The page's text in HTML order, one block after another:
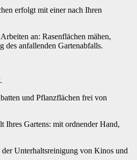
erfolgt mit einer nach Ihren
an: Rasenflächen mähen,
des anfallenden Gartenabfalls.
und Pflanzflächen frei von
Ihres Gartens: mit ordnender Hand,
Unterhaltsreinigung von Kinos und